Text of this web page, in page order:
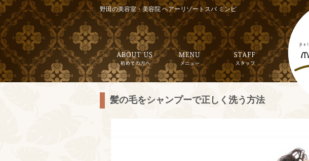
野田の美容室・美容院 ヘアーリゾートスパ ミンピ
髪の毛をシャンプーで正しく洗う方法